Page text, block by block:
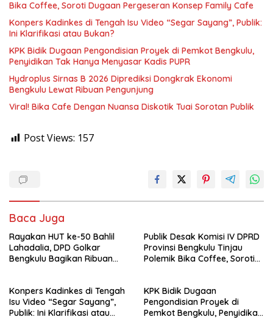
Bika Coffee, Soroti Dugaan Pergeseran Konsep Family Cafe
Konpers Kadinkes di Tengah Isu Video “Segar Sayang”, Publik:
Ini Klarifikasi atau Bukan?
KPK Bidik Dugaan Pengondisian Proyek di Pemkot Bengkulu,
Penyidikan Tak Hanya Menyasar Kadis PUPR
Hydroplus Sirnas B 2026 Diprediksi Dongkrak Ekonomi
Bengkulu Lewat Ribuan Pengunjung
Viral! Bika Cafe Dengan Nuansa Diskotik Tuai Sorotan Publik
Post Views: 157
Baca Juga
Rayakan HUT ke-50 Bahlil
Lahadalia, DPD Golkar
Bengkulu Bagikan Ribuan
Publik Desak Komisi IV DPRD
Provinsi Bengkulu Tinjau
Polemik Bika Coffee, Soroti
Konpers Kadinkes di Tengah
Isu Video “Segar Sayang”,
Publik: Ini Klarifikasi atau
KPK Bidik Dugaan
Pengondisian Proyek di
Pemkot Bengkulu, Penyidikan